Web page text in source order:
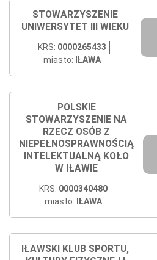
STOWARZYSZENIE
UNIWERSYTET III WIEKU
KRS: 0000265433
miasto: IŁAWA
POLSKIE
STOWARZYSZENIE NA
RZECZ OSÓB Z
NIEPEŁNOSPRAWNOŚCIĄ
INTELEKTUALNĄ KOŁO
W IŁAWIE
KRS: 0000340480
miasto: IŁAWA
IŁAWSKI KLUB SPORTU,